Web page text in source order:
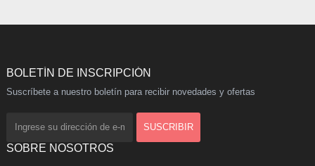
BOLETÍN DE INSCRIPCIÓN
Suscríbete a nuestro boletín para recibir novedades y ofertas
SOBRE NOSOTROS